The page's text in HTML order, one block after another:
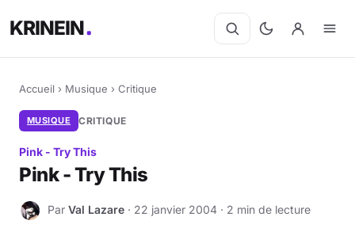
KRINEIN
Accueil › Musique › Critique
MUSIQUE CRITIQUE
Pink - Try This
Pink - Try This
V Par Val Lazare · 22 janvier 2004 · 2 min de lecture